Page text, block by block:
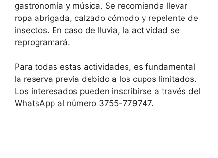
gastronomía y música. Se recomienda llevar
ropa abrigada, calzado cómodo y repelente de
insectos. En caso de lluvia, la actividad se
reprogramará.
Para todas estas actividades, es fundamental
la reserva previa debido a los cupos limitados.
Los interesados pueden inscribirse a través del
WhatsApp al número 3755-779747.